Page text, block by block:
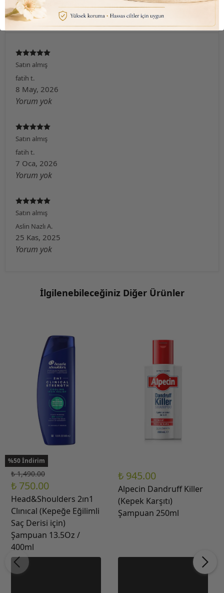
Değerlendirme Yazın
Satın almış
fatih t.
8 May, 2026
Yorum yok
Satın almış
fatih t.
7 Oca, 2026
Yorum yok
Satın almış
Aslin Nazlı A.
25 Kas, 2025
Yorum yok
İlgilenebileceğiniz Diğer Ürünler
%50 İndirim
₺ 1,490.00
₺ 750.00
Head&Shoulders 2ın1
Clınıcal (Kepeğe Eğilimli
Saç Derisi için)
Şampuan 13.5Oz /
400ml
₺ 945.00
Alpecin Dandruff Killer
(Kepek Karşıtı)
Şampuan 250ml